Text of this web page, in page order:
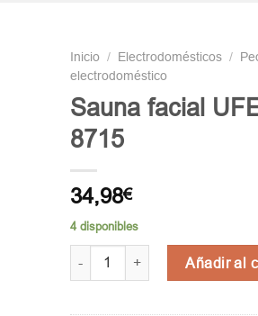
Inicio / Electrodomésticos /
electrodoméstico
Sauna facial
8715
34,98€
4 disponibles
Sauna facial UFESA SF-8715
Añadir al